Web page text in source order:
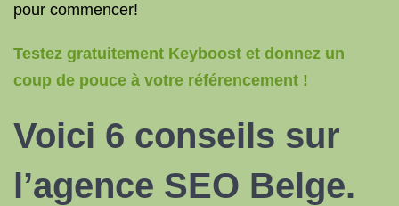
pour commencer!
Testez gratuitement Keyboost et donnez un
coup de pouce à votre référencement !
Voici 6 conseils sur
l’agence SEO Belge.